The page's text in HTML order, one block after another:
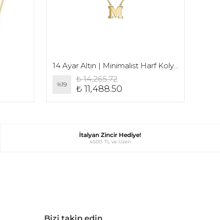
%19
₺ 14,265.72
₺ 11,488.50
İtalyan Zincir Hediye!
4500 TL ve Üzeri